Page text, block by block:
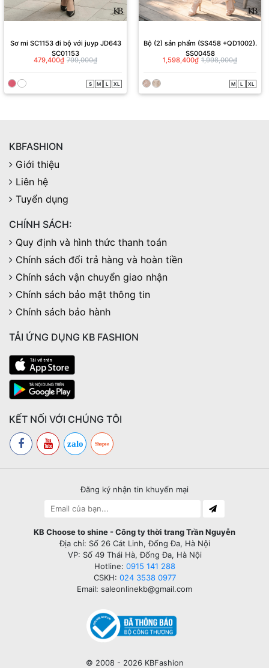
Sơ mi SC1153 đi bộ với juyp JD643
SC01153
479,400₫ 799,000₫
S M L XL
Bộ (2) sản phẩm (SS458 +QD1002).
SS00458
1,598,400₫ 1,998,000₫
M L XL
KBFASHION
Giới thiệu
Liên hệ
Tuyển dụng
CHÍNH SÁCH:
Quy định và hình thức thanh toán
Chính sách đổi trả hàng và hoàn tiền
Chính sách vận chuyển giao nhận
Chính sách bảo mật thông tin
Chính sách bảo hành
TẢI ỨNG DỤNG KB FASHION
KẾT NỐI VỚI CHÚNG TÔI
zalo Shopee
Đăng ký nhận tin khuyến mại
KB Choose to shine - Công ty thời trang Trần Nguyễn
Địa chỉ: Số 26 Cát Linh, Đống Đa, Hà Nội
VP: Số 49 Thái Hà, Đống Đa, Hà Nội
Hotline: 0915 141 288
CSKH: 024 3538 0977
Email: saleonlinekb@gmail.com
© 2008 - 2026 KBFashion